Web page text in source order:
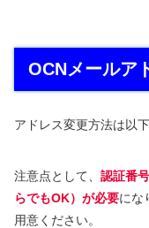
OCNメールア
アドレス変更方法は以
注意点として、 認証番
らでもOK）が必要にな
用意ください。